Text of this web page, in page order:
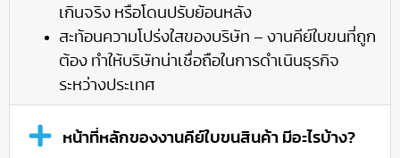
เกินจริง หรือโดนปรับย้อนหลัง
สะท้อนความโปร่งใสของบริษัท – งานคีย์ใบขนที่ถูก
ต้อง ทำให้บริษัทน่าเชื่อถือในการดำเนินธุรกิจ
ระหว่างประเทศ
หน้าที่หลักของงานคีย์ใบขนสินค้า มีอะไรบ้าง?